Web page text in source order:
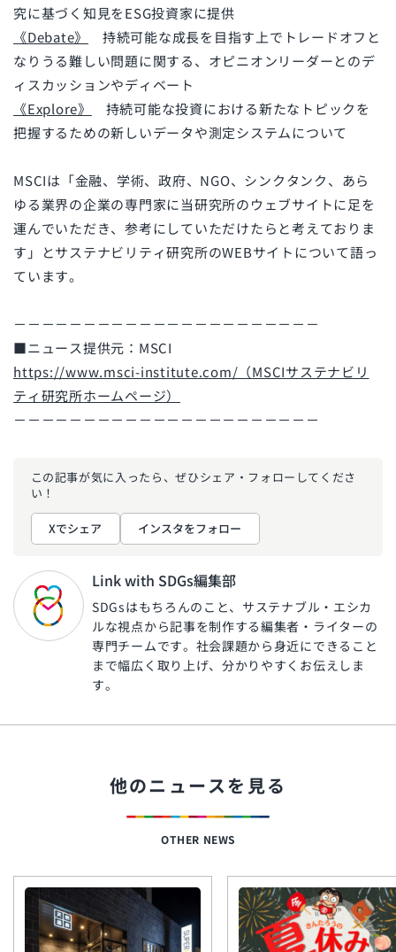
究に基づく知見をESG投資家に提供
《Debate》
持続可能な成長を目指す上でトレードオフと
なりうる難しい問題に関する、オピニオンリーダーとのデ
ィスカッションやディベート
《Explore》
持続可能な投資における新たなトピックを
把握するための新しいデータや測定システムについて
MSCIは「金融、学術、政府、NGO、シンクタンク、あら
ゆる業界の企業の専門家に当研究所のウェブサイトに足を
運んでいただき、参考にしていただけたらと考えておりま
す」とサステナビリティ研究所のWEBサイトについて語っ
ています。
－－－－－－－－－－－－－－－－－－－－－－
■ニュース提供元：MSCI
https://www.msci-institute.com/（MSCIサステナビリ
ティ研究所ホームページ）
－－－－－－－－－－－－－－－－－－－－－－
この記事が気に入ったら、ぜひシェア・フォローしてくださ
い！
Xでシェア インスタをフォロー
Link with SDGs編集部
SDGsはもちろんのこと、サステナブル・エシカ
ルな視点から記事を制作する編集者・ライターの
専門チームです。社会課題から身近にできること
まで幅広く取り上げ、分かりやすくお伝えしま
す。
他のニュースを見る
OTHER NEWS